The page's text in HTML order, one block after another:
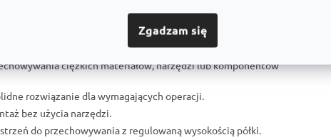
Zgadzam się
ciężkich materiałów, narzędzi lub komponentów
rozwiązanie dla wymagających operacji.
bez użycia narzędzi.
do przechowywania z regulowaną wysokością półki.